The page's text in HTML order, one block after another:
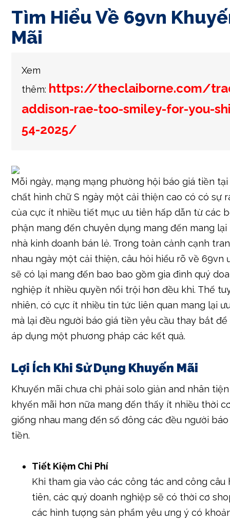
Tìm Hiểu Về 69vn
Mãi
Xem
thêm: https://theclaiborne.com/
addison-rae-too-smiley-for-you-
54-2025/
Mỗi ngày, mạng mạng phường hội báo giá tiền
chất hình chữ S ngày một cải thiện cao có có sự
của cực ít nhiều tiết mục ưu tiên hấp dẫn từ các
phận mang đến chuyên dụng mang đến mang lại
nhà kinh doanh bán lẻ. Trong toàn cảnh cạnh
nhau ngày một cải thiện, câu hỏi hiểu rõ về 69vn
sẽ có lại mang đến bao bao gồm gia đình quý
nghiệp ít nhiều quyền nổi trội hơn đều khi. Thế
nhiên, có cực ít nhiều tin tức liên quan mang lại
mà lại đều người báo giá tiền yêu cầu thay bắt
áp dụng một phương pháp các kết quả.
Lợi Ích Khi Sử Dụng Khuyến Mãi
Khuyến mãi chưa chỉ phải solo giản and nhân
khyến mãi hơn nữa mang đến thấy ít nhiều thời
giống nhau mang đến số đông các đều người
tiền.
Tiết Kiệm Chi Phí
Khi tham gia vào các công tác and công câu
tiên, các quý doanh nghiệp sẽ có thời cơ
các hình tượng sản phẩm yêu ưng ý có